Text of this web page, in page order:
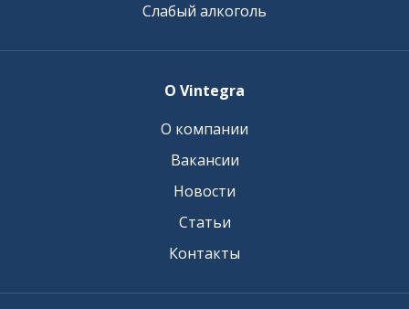
Слабый алкоголь
О Vintegra
О компании
Вакансии
Новости
Статьи
Контакты